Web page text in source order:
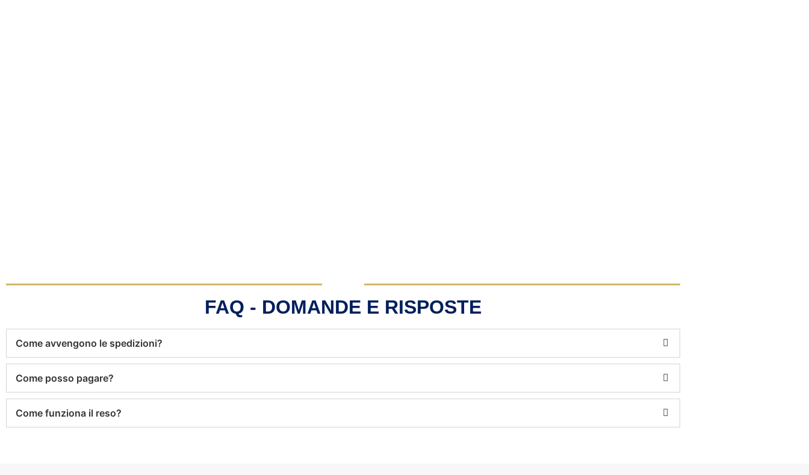
FAQ - DOMANDE E RISPOSTE
Come avvengono le spedizioni?
Come posso pagare?
Come funziona il reso?